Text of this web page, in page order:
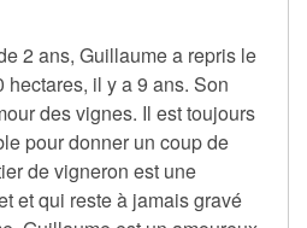
2 ans, Guillaume a repris le
il y a 9 ans. Son
des vignes. Il est toujours
pour donner un coup de
de vigneron est une
et qui reste à jamais gravé